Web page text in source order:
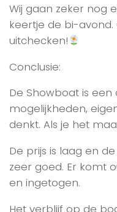
Wij gaan zeker nog
keertje de bi-avond.
uitchecken!
Conclusie:
De Showboat is
mogelijkheden,
denkt. Als je het
De prijs is laag en
zeer goed. Er komt
en ingetogen.
Het verblijf op de